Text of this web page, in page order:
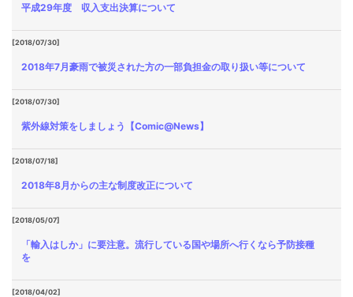
平成29年度 収入支出決算について
[2018/07/30]
2018年7月豪雨で被災された方の一部負担金の取り扱い等について
[2018/07/30]
紫外線対策をしましょう【Comic@News】
[2018/07/18]
2018年8月からの主な制度改正について
[2018/05/07]
「輸入はしか」に要注意。流行している国や場所へ行くなら予防接種
を
[2018/04/02]